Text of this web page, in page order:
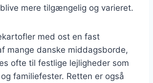
mere tilgængelig og varieret.
med ost en fast
mange danske middagsborde,
ofte til festlige lejligheder som
familiefester. Retten er også